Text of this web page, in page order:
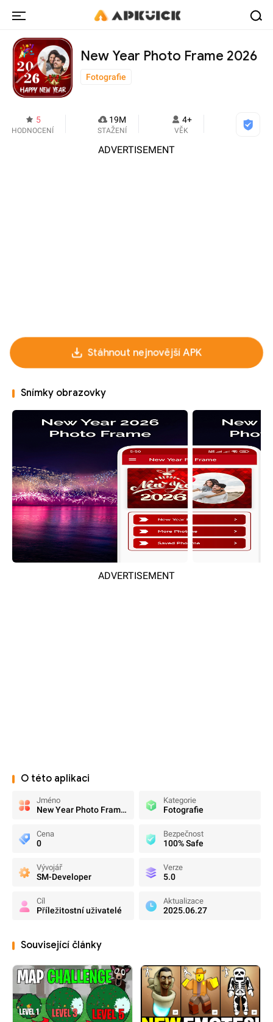
New Year Photo Frame 2026
Fotografie
5
HODNOCENÍ
19M
STAŽENÍ
4+
VĚK
ADVERTISEMENT
Stáhnout nejnovější APK
Snímky obrazovky
ADVERTISEMENT
O této aplikaci
Jméno
New Year Photo Frame 2026
Kategorie
Fotografie
Cena
0
Bezpečnost
100% Safe
Vývojář
SM-Developer
Verze
5.0
Cíl
Příležitostní uživatelé
Aktualizace
2025.06.27
Související články